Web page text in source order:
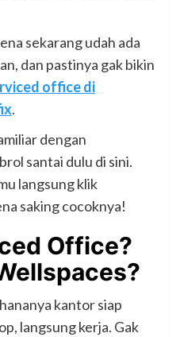
sekarang udah ada
dan pastinya gak bikin
office di
.
dengan
santai dulu di sini.
langsung klik
saking cocoknya!
Office?
kantor siap
langsung kerja. Gak